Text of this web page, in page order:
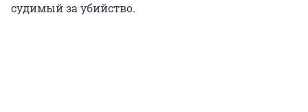
судимый за убийство.